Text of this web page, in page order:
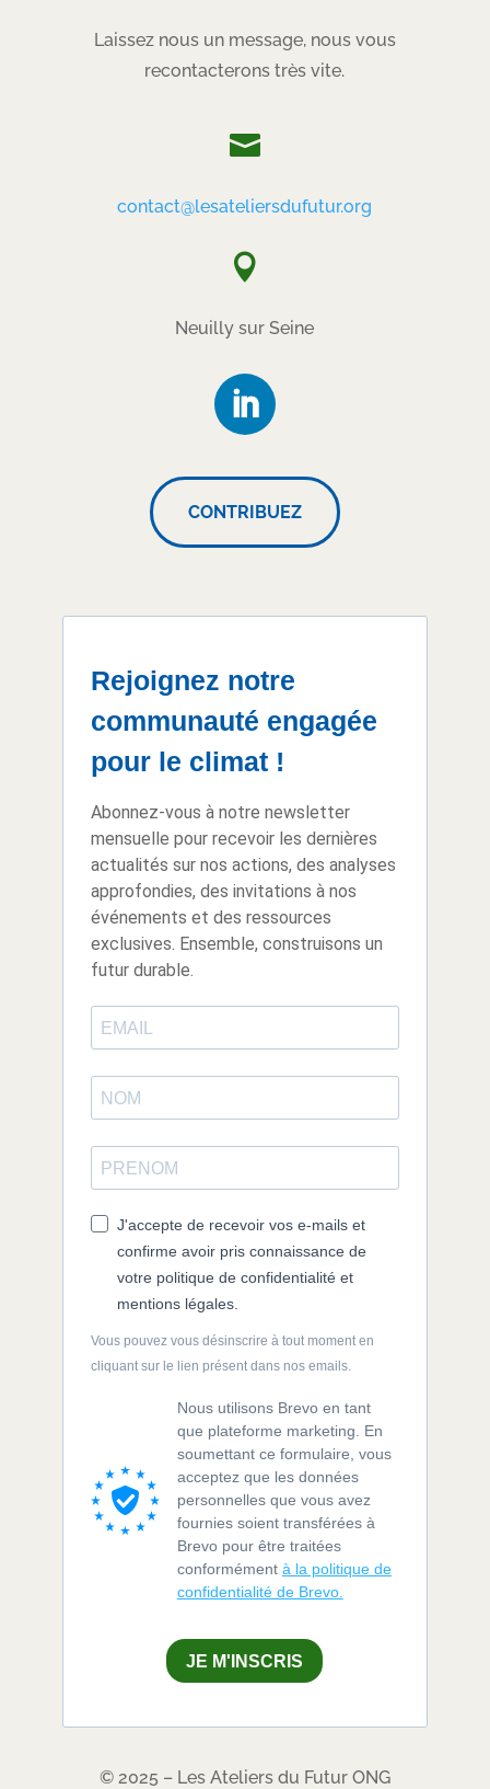
Laissez nous un message, nous vous
recontacterons très vite.

contact@lesateliersdufutur.org

Neuilly sur Seine
CONTRIBUEZ
Rejoignez notre
communauté engagée
pour le climat !
Abonnez-vous à notre newsletter
mensuelle pour recevoir les dernières
actualités sur nos actions, des analyses
approfondies, des invitations à nos
événements et des ressources
exclusives. Ensemble, construisons un
futur durable.
J'accepte de recevoir vos e-mails et
confirme avoir pris connaissance de
votre politique de confidentialité et
mentions légales.
Vous pouvez vous désinscrire à tout moment en
cliquant sur le lien présent dans nos emails.
Nous utilisons Brevo en tant
que plateforme marketing. En
soumettant ce formulaire, vous
acceptez que les données
personnelles que vous avez
fournies soient transférées à
Brevo pour être traitées
conformément à la politique de
confidentialité de Brevo.
JE M'INSCRIS
© 2025 – Les Ateliers du Futur ONG